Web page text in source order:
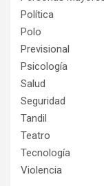
Política
Polo
Previsional
Psicología
Salud
Seguridad
Tandil
Teatro
Tecnología
Violencia